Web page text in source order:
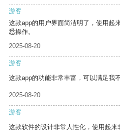
游客
这款app的用户界面简洁明了，使用起
悉操作。
2025-08-20
游客
这款app的功能非常丰富，可以满足我
2025-08-20
游客
这款软件的设计非常人性化，使用起来